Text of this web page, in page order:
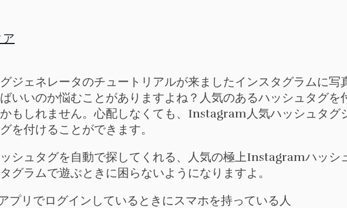
ジェネレータのチュートリアルが来ましたインスタグラムに写
いいのか悩むことがありますよね？人気のあるハッシュタグを
もしれません。心配しなくても、Instagram人気ハッシュタグ
付けることができます。
シュタグを自動で探してくれる、人気の極上Instagramハッシ
グラムで遊ぶときに困らないようになりますよ。